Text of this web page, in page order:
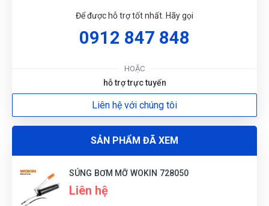
Để được hỗ trợ tốt nhất. Hãy gọi
0912 847 848
HOẶC
hỗ trợ trực tuyến
Liên hệ với chúng tôi
SẢN PHẨM ĐÃ XEM
SÚNG BƠM MỠ WOKIN 728050
Liên hệ